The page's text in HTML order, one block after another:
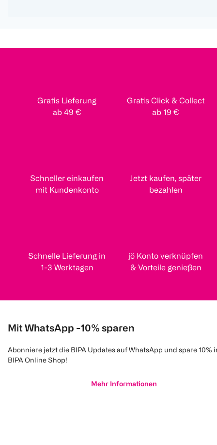
Gratis Lieferung
ab 49 €
Gratis Click & Collect
ab 19 €
Schneller einkaufen
mit Kundenkonto
Jetzt kaufen, später
bezahlen
Schnelle Lieferung in
1-3 Werktagen
jö Konto verknüpfen
& Vorteile genießen
Mit WhatsApp -10% sparen
Abonniere jetzt die BIPA Updates auf WhatsApp und spare 10%
BIPA Online Shop!
Mehr Informationen